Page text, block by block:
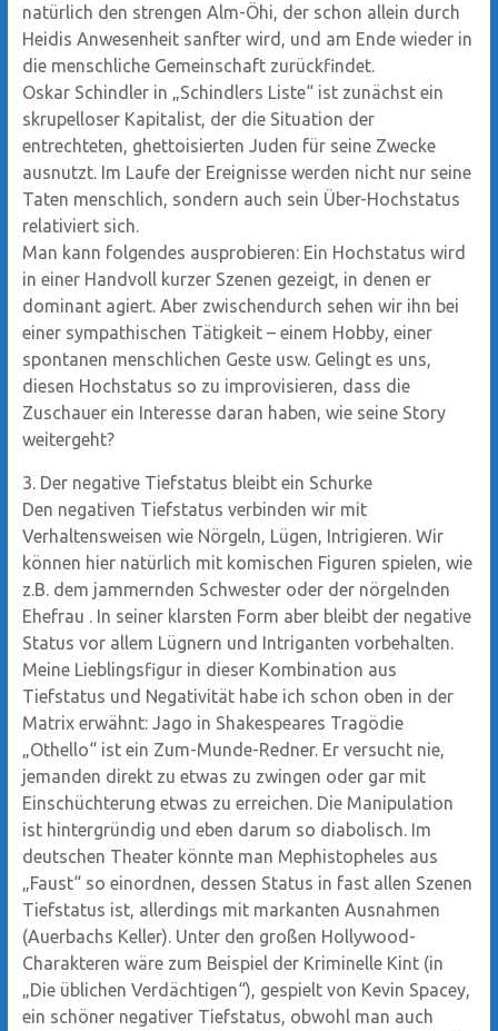
natürlich den strengen Alm-Öhi, der schon allein durch
Heidis Anwesenheit sanfter wird, und am Ende wieder in
die menschliche Gemeinschaft zurückfindet.
Oskar Schindler in „Schindlers Liste“ ist zunächst ein
skrupelloser Kapitalist, der die Situation der
entrechteten, ghettoisierten Juden für seine Zwecke
ausnutzt. Im Laufe der Ereignisse werden nicht nur seine
Taten menschlich, sondern auch sein Über-Hochstatus
relativiert sich.
Man kann folgendes ausprobieren: Ein Hochstatus wird
in einer Handvoll kurzer Szenen gezeigt, in denen er
dominant agiert. Aber zwischendurch sehen wir ihn bei
einer sympathischen Tätigkeit – einem Hobby, einer
spontanen menschlichen Geste usw. Gelingt es uns,
diesen Hochstatus so zu improvisieren, dass die
Zuschauer ein Interesse daran haben, wie seine Story
weitergeht?
3. Der negative Tiefstatus bleibt ein Schurke
Den negativen Tiefstatus verbinden wir mit
Verhaltensweisen wie Nörgeln, Lügen, Intrigieren. Wir
können hier natürlich mit komischen Figuren spielen, wie
z.B. dem jammernden Schwester oder der nörgelnden
Ehefrau . In seiner klarsten Form aber bleibt der negative
Status vor allem Lügnern und Intriganten vorbehalten.
Meine Lieblingsfigur in dieser Kombination aus
Tiefstatus und Negativität habe ich schon oben in der
Matrix erwähnt: Jago in Shakespeares Tragödie
„Othello“ ist ein Zum-Munde-Redner. Er versucht nie,
jemanden direkt zu etwas zu zwingen oder gar mit
Einschüchterung etwas zu erreichen. Die Manipulation
ist hintergründig und eben darum so diabolisch. Im
deutschen Theater könnte man Mephistopheles aus
„Faust“ so einordnen, dessen Status in fast allen Szenen
Tiefstatus ist, allerdings mit markanten Ausnahmen
(Auerbachs Keller). Unter den großen Hollywood-
Charakteren wäre zum Beispiel der Kriminelle Kint (in
„Die üblichen Verdächtigen“), gespielt von Kevin Spacey,
ein schöner negativer Tiefstatus, obwohl man auch